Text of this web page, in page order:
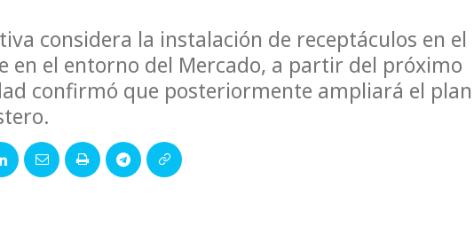
considera la instalación de receptáculos en el
en el entorno del Mercado, a partir del próximo
confirmó que posteriormente ampliará el plan